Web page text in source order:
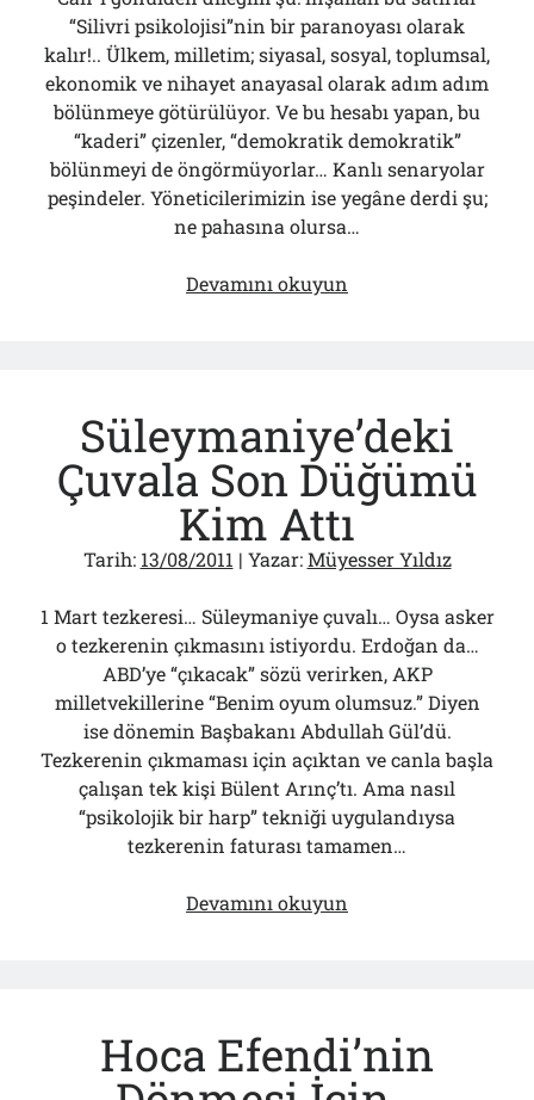
“Silivri psikolojisi”nin bir paranoyası olarak
kalır!.. Ülkem, milletim; siyasal, sosyal, toplumsal,
ekonomik ve nihayet anayasal olarak adım adım
bölünmeye götürülüyor. Ve bu hesabı yapan, bu
“kaderi” çizenler, “demokratik demokratik”
bölünmeyi de öngörmüyorlar… Kanlı senaryolar
peşindeler. Yöneticilerimizin ise yegâne derdi şu;
ne pahasına olursa…
Devamını okuyun
Süleymaniye’deki
Çuvala Son Düğümü
Kim Attı
Tarih: 13/08/2011 | Yazar:Müyesser Yıldız
1 Mart tezkeresi… Süleymaniye çuvalı… Oysa asker
o tezkerenin çıkmasını istiyordu. Erdoğan da…
ABD’ye “çıkacak” sözü verirken, AKP
milletvekillerine “Benim oyum olumsuz.” Diyen
ise dönemin Başbakanı Abdullah Gül’dü.
Tezkerenin çıkmaması için açıktan ve canla başla
çalışan tek kişi Bülent Arınç’tı. Ama nasıl
“psikolojik bir harp” tekniği uygulandıysa
tezkerenin faturası tamamen…
Devamını okuyun
Attı
Hoca Efendi’nin